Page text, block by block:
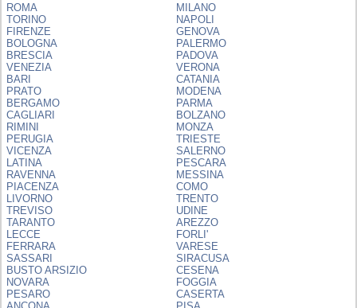
ROMA
MILANO
TORINO
NAPOLI
FIRENZE
GENOVA
BOLOGNA
PALERMO
BRESCIA
PADOVA
VENEZIA
VERONA
BARI
CATANIA
PRATO
MODENA
BERGAMO
PARMA
CAGLIARI
BOLZANO
RIMINI
MONZA
PERUGIA
TRIESTE
VICENZA
SALERNO
LATINA
PESCARA
RAVENNA
MESSINA
PIACENZA
COMO
LIVORNO
TRENTO
TREVISO
UDINE
TARANTO
AREZZO
LECCE
FORLI'
FERRARA
VARESE
SASSARI
SIRACUSA
BUSTO ARSIZIO
CESENA
NOVARA
FOGGIA
PESARO
CASERTA